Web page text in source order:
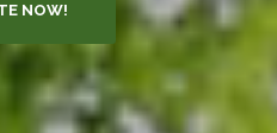
NOW!